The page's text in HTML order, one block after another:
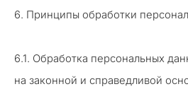
6. Принципы обработки
6.1. Обработка персональных
на законной и справедливой